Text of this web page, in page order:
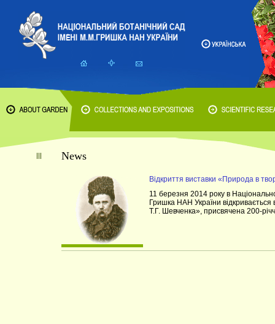
News
Відкриття виставки «Природа в
11 березня 2014 року в
Гришка НАН України відкривається
Т.Г. Шевченка», присвячена 200-